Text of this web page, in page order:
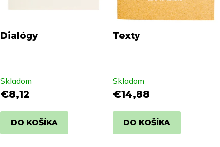
Dialógy
Skladom
€8,12
DO KOŠÍKA
Texty
Skladom
€14,88
DO KOŠÍKA